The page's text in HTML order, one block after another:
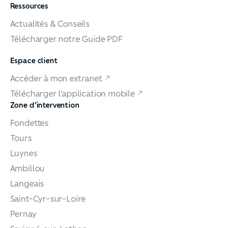
Ressources
Actualités & Conseils
Télécharger notre Guide PDF
Espace client
Accéder à mon extranet
Télécharger l’application mobile
Zone d’intervention
Fondettes
Tours
Luynes
Ambillou
Langeais
Saint-Cyr-sur-Loire
Pernay